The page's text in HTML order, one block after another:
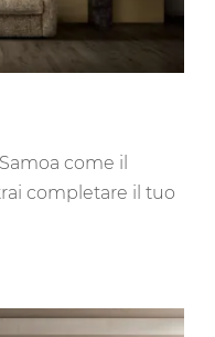
come il
completare il tuo